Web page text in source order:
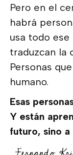
Pero en el
habrá
usa todo ese
traduzcan la
Personas
humano.
Esas
Y están
futuro, sino